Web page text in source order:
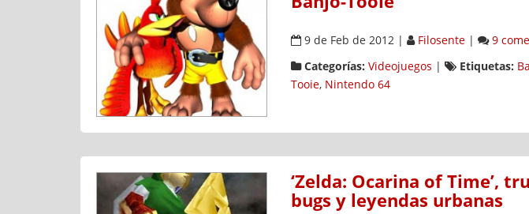
9 de Feb de 2012 | Filosente|
9
Categorías: Videojuegos | Etiquetas:
Tooie, Nintendo 64
‘Zelda: Ocarina of Time’,
bugs y leyendas urbanas